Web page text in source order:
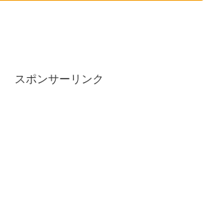
スポンサーリンク